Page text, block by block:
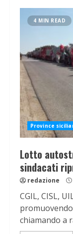
4 MIN READ
Province
Lotto
sindacati
redazione
CGIL, CISL,
chiamando a